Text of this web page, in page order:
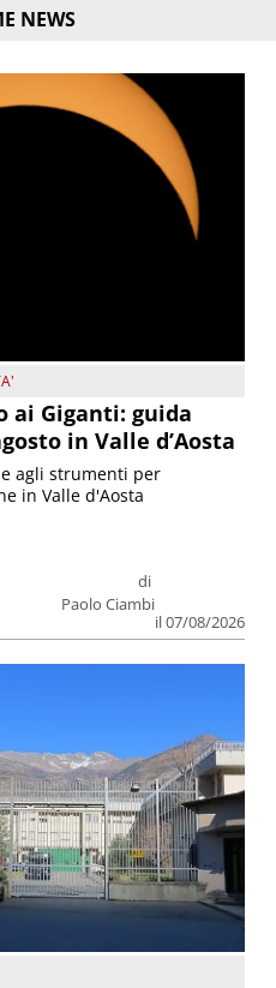
NEWS
ai Giganti: guida
in Valle d’Aosta
di
Paolo Ciambi
il 07/08/2026
agli strumenti per
in Valle d'Aosta